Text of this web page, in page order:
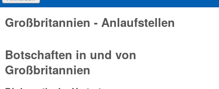
Großbritannien - Anlaufstellen
Botschaften in und von
Großbritannien